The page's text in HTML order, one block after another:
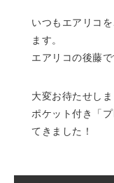
いつもエアリコ
ます。
エアリコの後藤で
大変お待たせしま
ポケット付き「
てきました！